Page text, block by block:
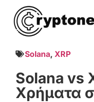
Solana, XRP
Solana vs
Χρήματα